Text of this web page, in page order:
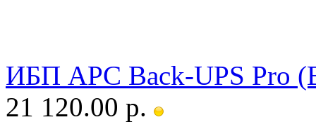
ИБП APC Back-UPS Pro
21 120.00 р.